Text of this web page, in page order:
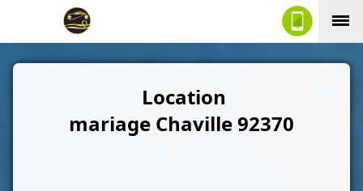
Location
mariage Chaville92370